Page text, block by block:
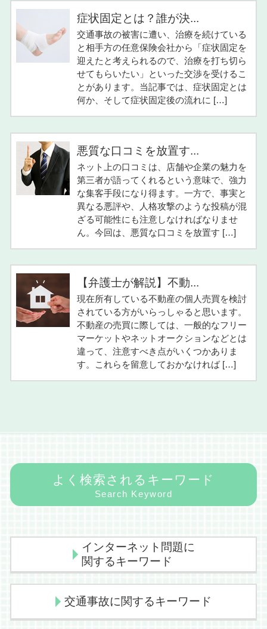
症状固定とは？誰が決...
交通事故の被害に遭い、治療を続けている
と相手方の任意保険会社から「症状固定を
迎えたと考えられるので、治療を打ち切ら
せてもらいたい」といった交渉を受けるこ
とがあります。当記事では、症状固定とは
何か、そして症状固定後の流れに […]
悪質な口コミを放置す...
ネット上の口コミは、店舗や企業の魅力を
第三者が語ってくれるという意味で、強力
な集客手段になり得ます。一方で、事実と
異なる悪評や、人格攻撃のような投稿が混
ざる可能性にも注意しなければなりませ
ん。今回は、悪質な口コミを放置す […]
【弁護士が解説】不動...
現在所有している不動産の個人売買を検討
されている方がいらっしゃると思います。
不動産の売買に際しては、一般的なフリー
マーケットやネットオークションなどとは
違って、注意すべき点がいくつかありま
す。これらを留意しておかなければ […]
よく検索されるキーワード
Search Keyword
インターネット問題に
関するキーワード
発信者情報開示請求 裁判 期間
交通事故に関するキーワード